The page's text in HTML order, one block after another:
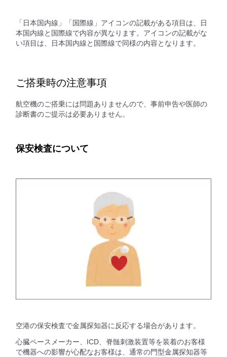
「日本国内線」「国際線」アイコンの記載がある項目は、日
本国内線と国際線で内容が異なります。アイコンの記載がな
い項目は、日本国内線と国際線で同様の内容となります。
ご搭乗時の注意事項
航空機のご搭乗には問題ありませんので、事前申告や医師の
診断書のご提示は必要ありません。
保安検査について
空港の保安検査で金属探知器に反応する場合があります。
心臓ペースメーカー、ICD、脊髄刺激装置等を装着のお客様
で機器への影響が心配なお客様は、通常の門型金属探知器等